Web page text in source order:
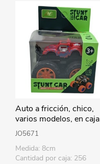
Auto a fricción, chico,
varios modelos, en caja
JO5671
Medida: 8cm
Cantidad por caja: 256